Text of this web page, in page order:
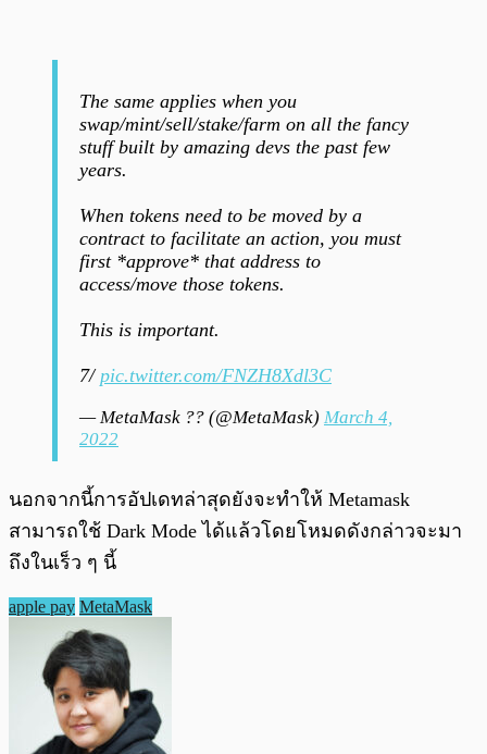
The same applies when you
swap/mint/sell/stake/farm on all the fancy
stuff built by amazing devs the past few
years.
When tokens need to be moved by a
contract to facilitate an action, you must
first *approve* that address to
access/move those tokens.
This is important.
7/pic.twitter.com/FNZH8Xdl3C
— MetaMask ?? (@MetaMask) March 4,
2022
นอกจากนี้การอัปเดทล่าสุดยังจะทำให้ Metamask
สามารถใช้ Dark Mode ได้แล้วโดยโหมดดังกล่าวจะมา
ถึงในเร็ว ๆ นี้
apple pay MetaMask